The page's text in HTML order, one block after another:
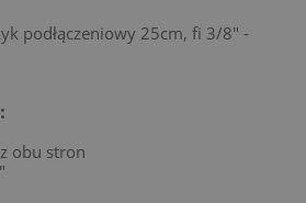
podłączeniowy 25cm, fi 3/8" -
obu stron